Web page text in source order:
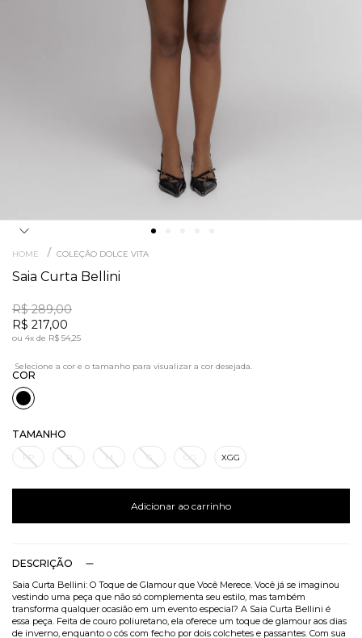
HOME / COLEÇÃO DOLCE VITA
Saia Curta Bellini
R$ 289,00
R$ 217,00
ou 4x de R$ 54,25
COR
TAMANHO
PP P M G GG XGG
Adicionar ao carrinho
DESCRIÇÃO
Saia Curta Bellini: O Toque de Glamour que Você Merece. Você já se imaginou
vestindo uma peça que não só complementa seu estilo, mas também
transforma qualquer ocasião em um evento especial? A Saia Curta Bellini é
essa peça. Feita de couro poliuretano, ela oferece um toque de glamour aos dias
de inverno, enquanto o cós com fecho por dois colchetes e passantes. Com sua